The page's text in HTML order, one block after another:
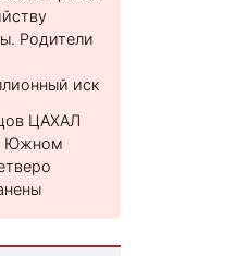
Родители
иск
ЦАХАЛ
Южном